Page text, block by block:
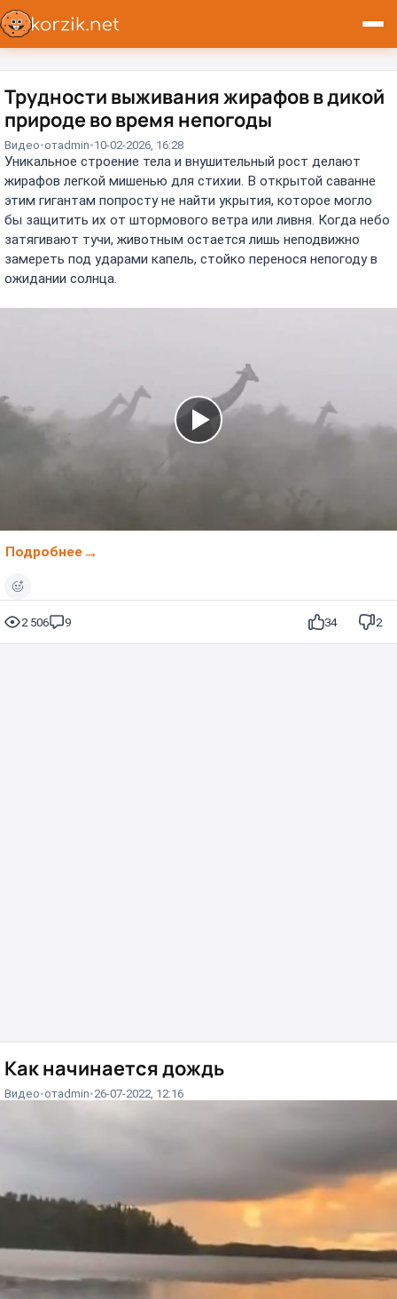
Трудности выживания жирафов в дикой
природе во время непогоды
Видео отadmin 10-02-2026, 16:28
Уникальное строение тела и внушительный рост делают
жирафов легкой мишенью для стихии. В открытой саванне
этим гигантам попросту не найти укрытия, которое могло
бы защитить их от штормового ветра или ливня. Когда небо
затягивают тучи, животным остается лишь неподвижно
замереть под ударами капель, стойко перенося непогоду в
ожидании солнца.
Подробнее
2 506 9 34 2
Как начинается дождь
Видео отadmin 26-07-2022, 12:16